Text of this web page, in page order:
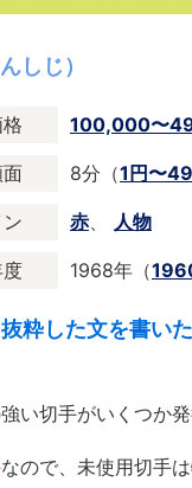
しじ）
100,000〜
8分（1円〜
赤、 人物
1968年（
粋した文を書い
い切手がいくつか発
なので、未使用切手